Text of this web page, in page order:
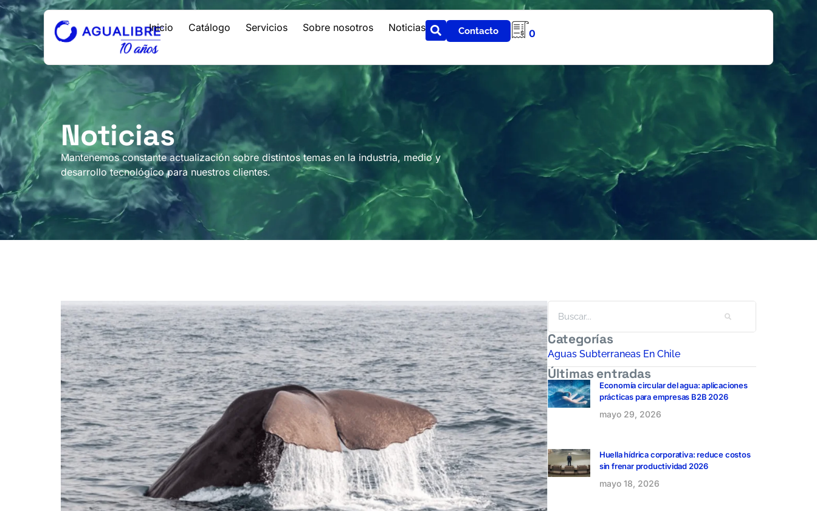
Inicio Catálogo Servicios Sobre nosotros Noticias Contacto 0
Noticias
Mantenemos constante actualización sobre distintos temas en la industria, medio y
desarrollo tecnológico para nuestros clientes.
Categorías
Aguas Subterraneas En Chile
Últimas entradas
Economía circular del agua: aplicaciones
prácticas para empresas B2B 2026
mayo 29, 2026
Huella hídrica corporativa: reduce costos
sin frenar productividad 2026
mayo 18, 2026